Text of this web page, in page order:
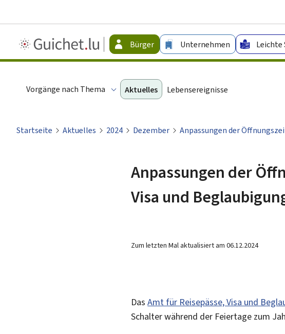
Guichet.lu
-
Bürger Unternehmen Leichte
Vorgänge nach Thema Aktuelles Lebensereignisse
Startseite Aktuelles 2024 Dezember Anpassungen der
Anpassungen der
Visa und
Zum letzten Mal aktualisiert am06.12.2024
DasAmt für Reisepässe, Visa und
Schalter während der Feiertage zum